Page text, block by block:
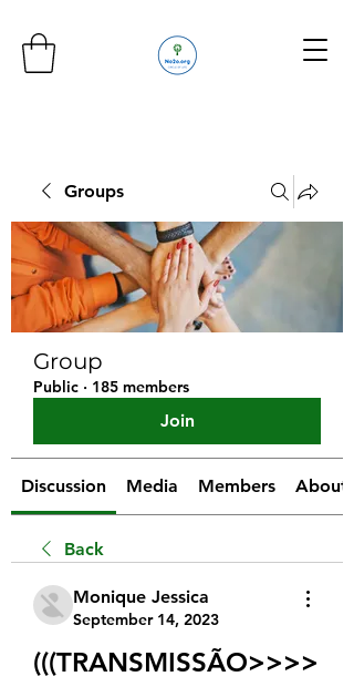
Groups
Group
Public · 185 members
Join
Discussion Media Members About
Back
Monique Jessica
September 14, 2023
(((TRANSMISSÃO>>>>